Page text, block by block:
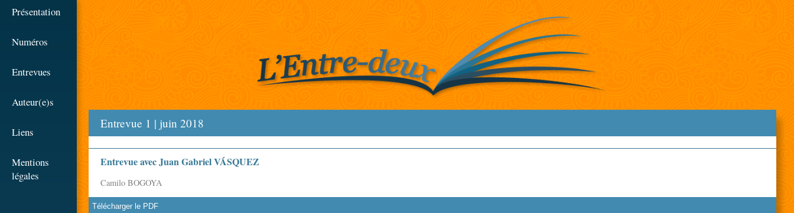
Présentation
Numéros
Entrevues
Auteur(e)s
Liens
Mentions
légales
Entrevue 1 | juin 2018
Entrevue avec Juan Gabriel VÁSQUEZ
Camilo BOGOYA
Télécharger le PDF